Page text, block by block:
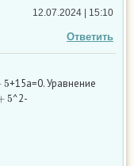
Ответить
12.07.2024 | 15:10
+15a=0. Уравнение
5 ^2-